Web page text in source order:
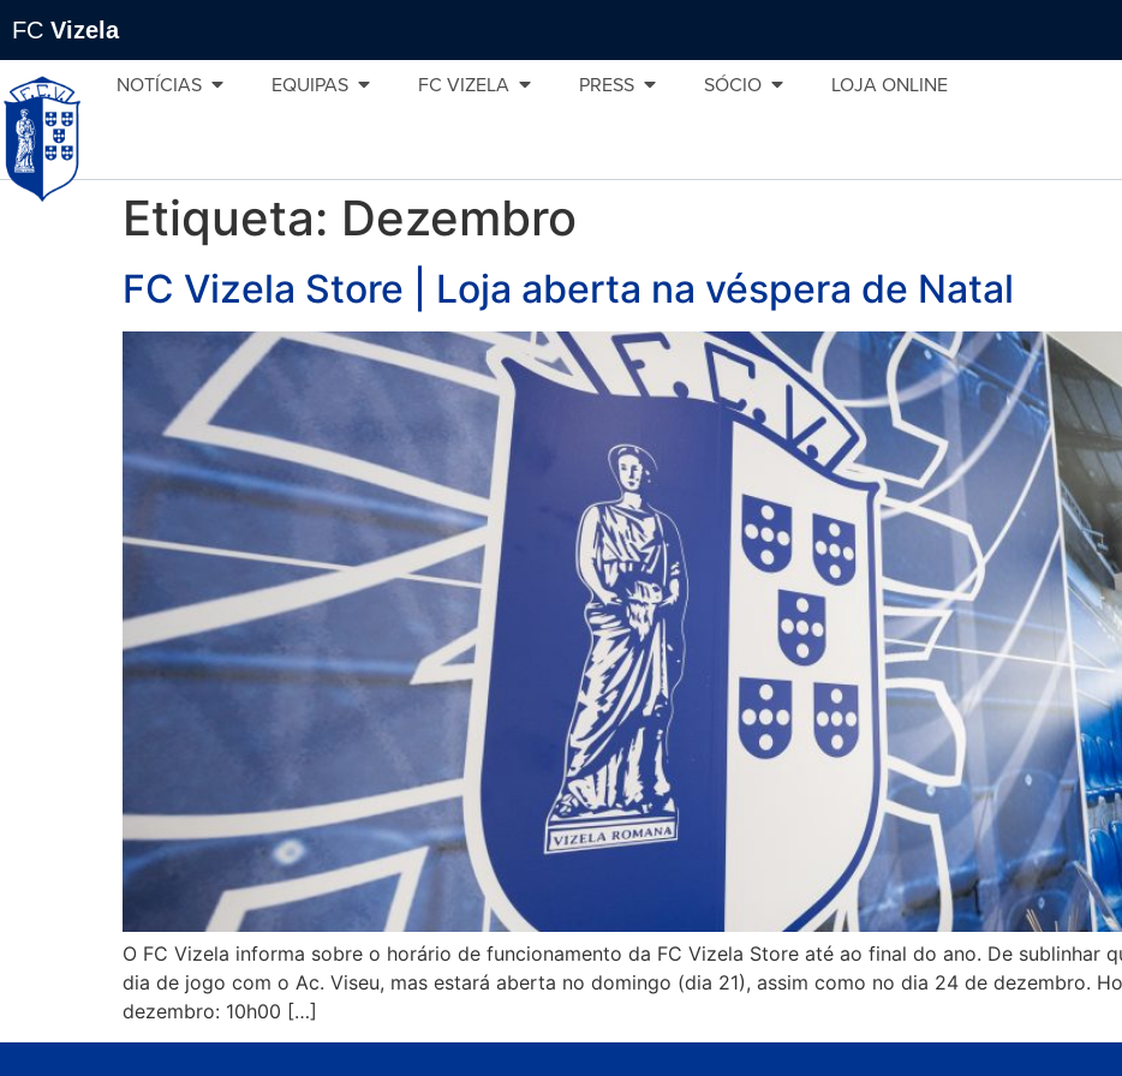
FC Vizela
NOTÍCIAS EQUIPAS FC VIZELA PRESS SÓCIO LOJA ONLINE
Etiqueta: Dezembro
FC Vizela Store | Loja aberta na véspera de Natal
O FC Vizela informa sobre o horário de funcionamento da FC Vizela Store até ao final do ano. De sublinhar
dia de jogo com o Ac. Viseu, mas estará aberta no domingo (dia 21), assim como no dia 24 de dezembro.
dezembro: 10h00 […]